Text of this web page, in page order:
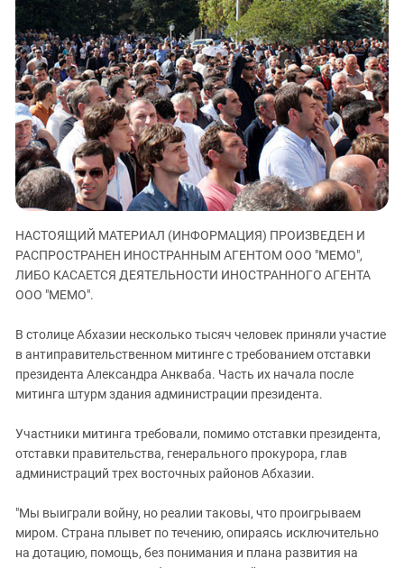
ЗАСТАВЛЯЕТ
КАВКАЗ ЗА ПАЛЕСТИНУ
ИНАКОМЫСЛИЕ В ЧЕЧНЕ
ПРЕСЛЕДОВАНИЕ АКТИВИСТОВ
МОБИЛИЗАЦИЯ И ПРОТЕСТЫ
Дагестан
Ингушетия
Кабардино-Балкария
Калмыкия
Карачаево-Черкесия
Краснодарский край
Нагорный Карабах
Российская Федерация
Ростовская область
СКФО
Чечня
Южная Осетия
ЮФО
НАСТОЯЩИЙ МАТЕРИАЛ (ИНФОРМАЦИЯ) ПРОИЗВЕДЕН И
РАСПРОСТРАНЕН ИНОСТРАННЫМ АГЕНТОМ ООО "МЕМО",
ЛИБО КАСАЕТСЯ ДЕЯТЕЛЬНОСТИ ИНОСТРАННОГО АГЕНТА
ООО "МЕМО".
В столице Абхазии несколько тысяч человек приняли участие
в антиправительственном митинге с требованием отставки
президента Александра Анкваба. Часть их начала после
митинга штурм здания администрации президента.
Участники митинга требовали, помимо отставки президента,
отставки правительства, генерального прокурора, глав
администраций трех восточных районов Абхазии.
"Мы выиграли войну, но реалии таковы, что проигрываем
миром. Страна плывет по течению, опираясь исключительно
на дотацию, помощь, без понимания и плана развития на